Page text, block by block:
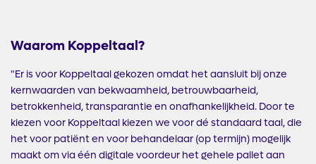
Waarom Koppeltaal?
"Er is voor Koppeltaal gekozen omdat het aansluit bij onze
kernwaarden van bekwaamheid, betrouwbaarheid,
betrokkenheid, transparantie en onafhankelijkheid. Door te
kiezen voor Koppeltaal kiezen we voor dé standaard taal, die
het voor patiënt en voor behandelaar (op termijn) mogelijk
maakt om via één digitale voordeur het gehele pallet aan